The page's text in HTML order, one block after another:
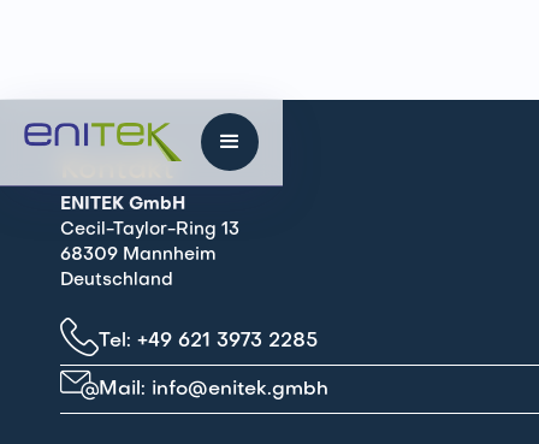
Kontakt
ENITEK GmbH
Cecil-Taylor-Ring 13
68309 Mannheim
Deutschland
Tel: +49 621 3973 2285
Mail: info@enitek.gmbh